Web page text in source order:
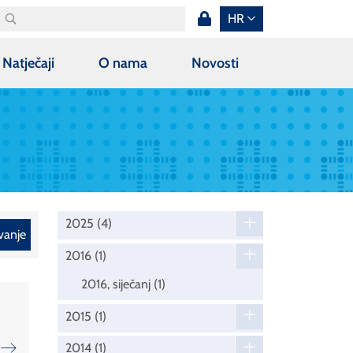
HR
Natječaji O nama Novosti
2025 (4)
2016 (1)
2016, siječanj (1)
2015 (1)
2014 (1)